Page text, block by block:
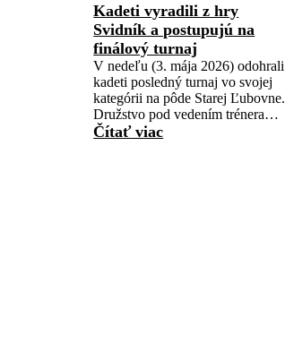
Kadeti vyradili z hry
Svidník a postupujú na
finálový turnaj
V nedeľu (3. mája 2026) odohrali
kadeti posledný turnaj vo svojej
kategórii na pôde Starej Ľubovne.
Družstvo pod vedením trénera…
Čítať viac